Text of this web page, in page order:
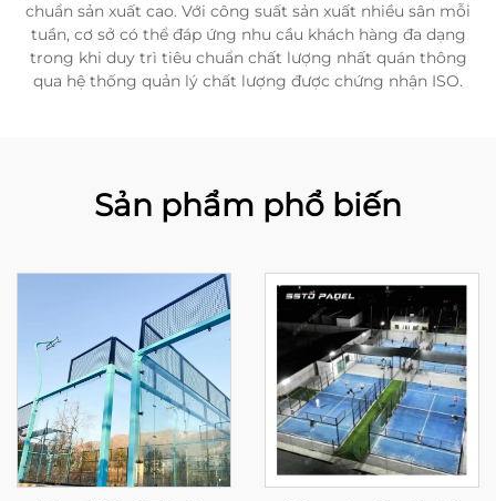
chuẩn sản xuất cao. Với công suất sản xuất nhiều sân mỗi
tuần, cơ sở có thể đáp ứng nhu cầu khách hàng đa dạng
trong khi duy trì tiêu chuẩn chất lượng nhất quán thông
qua hệ thống quản lý chất lượng được chứng nhận ISO.
Sản phẩm phổ biến